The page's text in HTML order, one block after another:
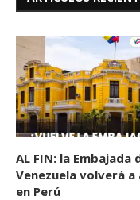
AL FIN: la Embajada
Venezuela volverá
en Perú